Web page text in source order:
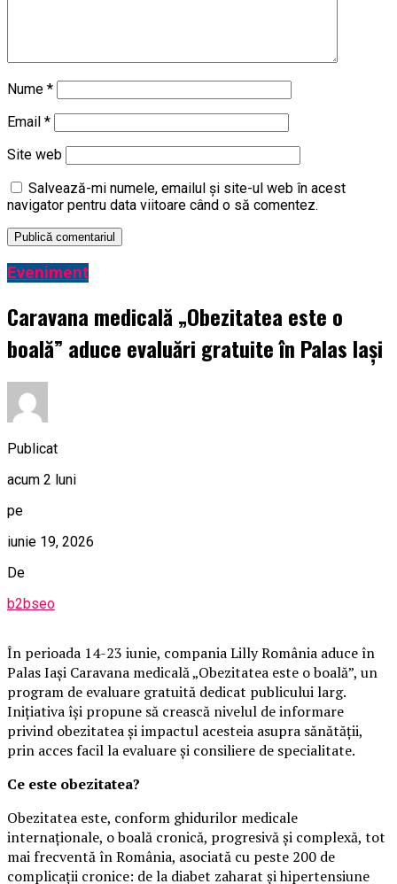
Nume *
Email *
Site web
Salvează-mi numele, emailul și site-ul web în acest
navigator pentru data viitoare când o să comentez.
Eveniment
Caravana medicală „Obezitatea este o
boală” aduce evaluări gratuite în Palas Iași
Publicat
acum 2 luni
pe
iunie 19, 2026
De
b2bseo
În perioada 14-23 iunie, compania Lilly România aduce în
Palas Iași Caravana medicală „Obezitatea este o boală”, un
program de evaluare gratuită dedicat publicului larg.
Inițiativa își propune să crească nivelul de informare
privind obezitatea și impactul acesteia asupra sănătății,
prin acces facil la evaluare și consiliere de specialitate.
Ce este obezitatea?
Obezitatea este, conform ghidurilor medicale
internaționale, o boală cronică, progresivă și complexă, tot
mai frecventă în România, asociată cu peste 200 de
complicații cronice: de la diabet zaharat și hipertensiune